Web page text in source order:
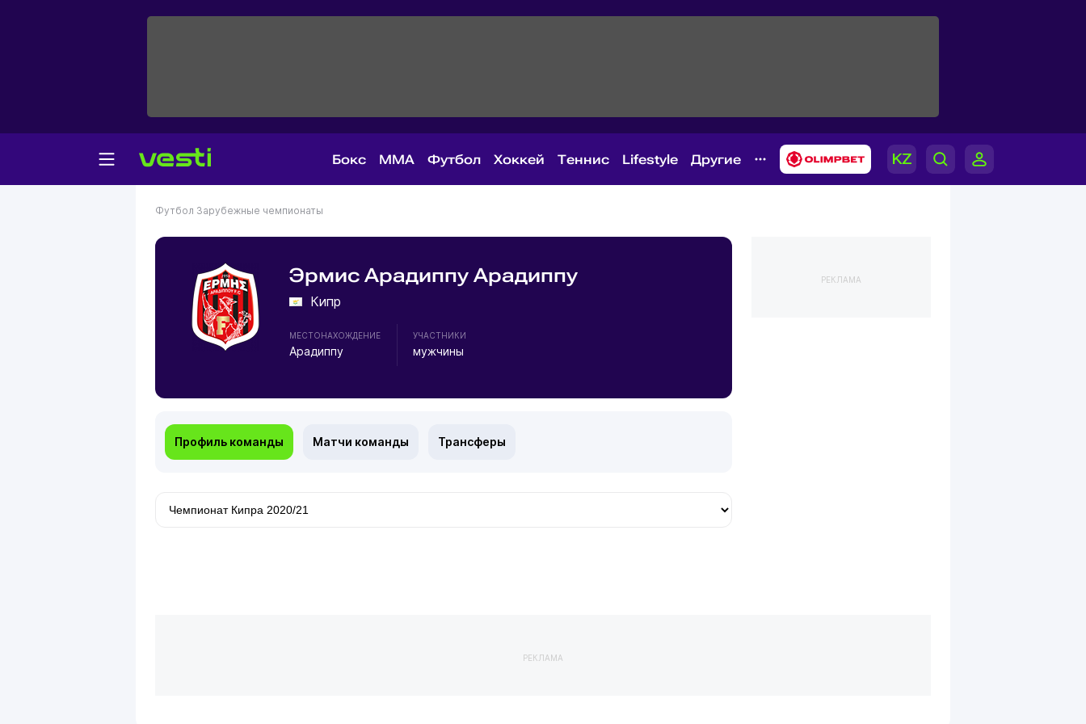
Бокс MMA Футбол Хоккей Теннис Lifestyle Другие
Футбол Зарубежные чемпионаты
Эрмис Арадиппу Арадиппу
Кипр
МЕСТОНАХОЖДЕНИЕ
Арадиппу
УЧАСТНИКИ
мужчины
Профиль команды Матчи команды Трансферы
РЕКЛАМА
РЕКЛАМА